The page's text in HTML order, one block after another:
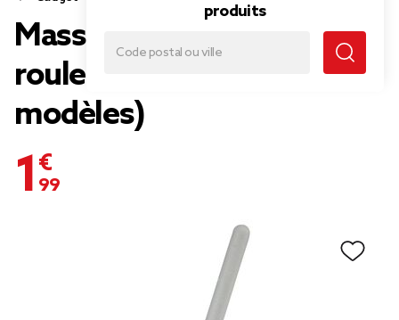
produits
Masseur téléscopique à
rouleaux L44cm (4
modèles)
1,99 €